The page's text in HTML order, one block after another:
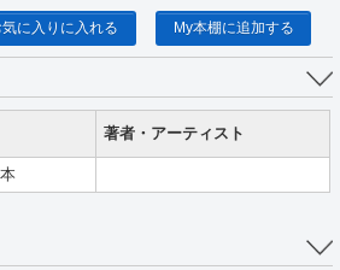
気に入りに入れる My本棚に追加する
著者・アーティスト